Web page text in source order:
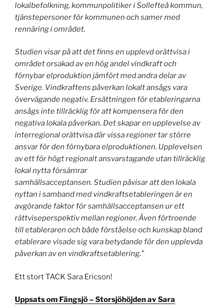
lokalbefolkning, kommunpolitiker i Sollefteå kommun,
tjänstepersoner för kommunen och samer med
rennäring i området.
Studien visar på att det finns en upplevd orättvisa i
området orsakad av en hög andel vindkraft och
förnybar elproduktion jämfört med andra delar av
Sverige. Vindkraftens påverkan lokalt ansågs vara
övervägande negativ. Ersättningen för etableringarna
ansågs inte tillräcklig för att kompensera för den
negativa lokala påverkan. Det skapar en upplevelse av
interregional orättvisa där vissa regioner tar större
ansvar för den förnybara elproduktionen. Upplevelsen
av ett för högt regionalt ansvarstagande utan tillräcklig
lokal nytta försämrar
samhällsacceptansen. Studien påvisar att den lokala
nyttan i samband med vindkraftsetableringen är en
avgörande faktor för samhällsacceptansen ur ett
rättviseperspektiv mellan regioner. Även förtroende
till etableraren och bådeförståelse och kunskap bland
etablerare visade sig vara betydande för den upplevda
påverkan av en vindkraftsetablering.”
Ett stort TACK Sara Ericson!
Uppsats om Fängsjö – Storsjöhöjden av Sara